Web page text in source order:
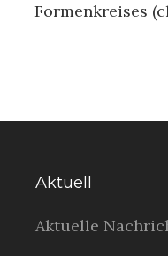
Formenkreises
Aktuell
Aktuelle